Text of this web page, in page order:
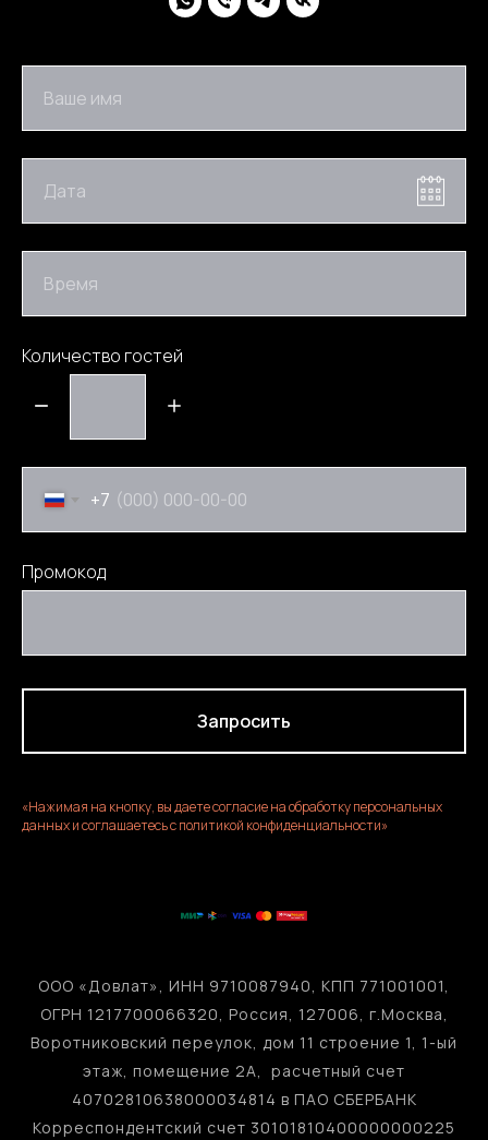
Ваше имя
Дата
Время
Количество гостей
+7
Промокод
Запросить
«Нажимая на кнопку, вы даете согласие на обработку персональных
данных и соглашаетесь c политикой конфиденциальности»
ООО «Довлат», ИНН 9710087940, КПП 771001001,
ОГРН 1217700066320, Россия, 127006, г.Москва,
Воротниковский переулок, дом 11 строение 1, 1-ый
этаж, помещение 2А, расчетный счет
40702810638000034814 в ПАО СБЕРБАНК
Корреспондентский счет 30101810400000000225